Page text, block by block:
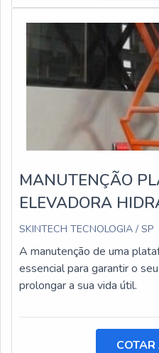
MANUTENÇÃO
ELEVADORA
SKINTECH TECNOLOGIA / SP
A manutenção de uma
essencial para garantir o
prolongar a sua vida útil.